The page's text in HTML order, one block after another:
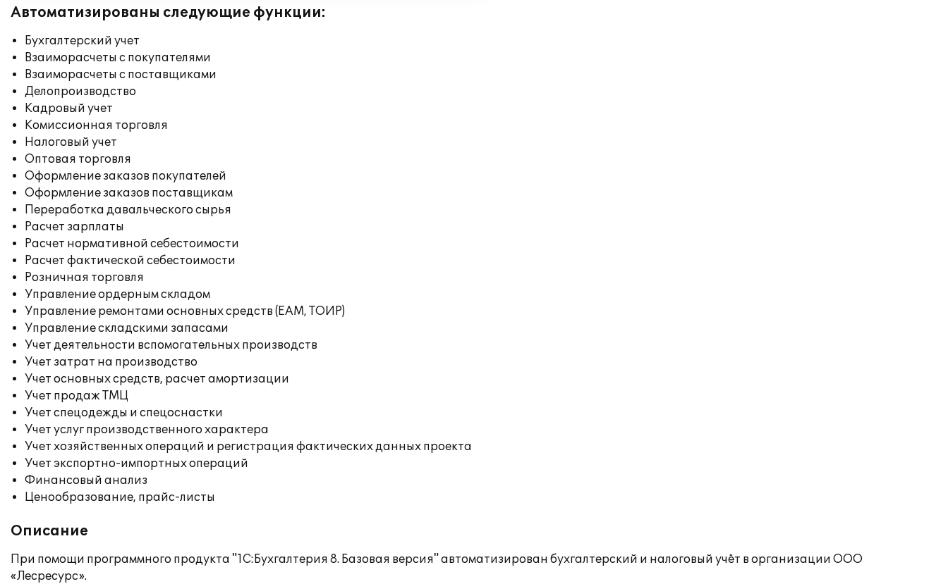
Автоматизированы следующие функции:
Бухгалтерский учет
Взаиморасчеты с покупателями
Взаиморасчеты с поставщиками
Делопроизводство
Кадровый учет
Комиссионная торговля
Налоговый учет
Оптовая торговля
Оформление заказов покупателей
Оформление заказов поставщикам
Переработка давальческого сырья
Расчет зарплаты
Расчет нормативной себестоимости
Расчет фактической себестоимости
Розничная торговля
Управление ордерным складом
Управление ремонтами основных средств (EAM, ТОИР)
Управление складскими запасами
Учет деятельности вспомогательных производств
Учет затрат на производство
Учет основных средств, расчет амортизации
Учет продаж ТМЦ
Учет спецодежды и спецоснастки
Учет услуг производственного характера
Учет хозяйственных операций и регистрация фактических данных проекта
Учет экспортно-импортных операций
Финансовый анализ
Ценообразование, прайс-листы
Описание
При помощи программного продукта "1С:Бухгалтерия 8. Базовая версия" автоматизирован бухгалтерский и налоговый учёт в организации ООО
«Лесресурс».